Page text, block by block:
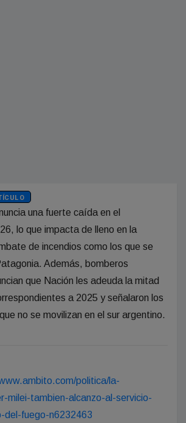
una fuerte caída en el
lo que impacta de lleno en la
de incendios como los que se
Además, bomberos
que Nación les adeuda la mitad
a 2025 y señalaron los
no se movilizan en el sur argentino.
politica/la-
milei-tambien-alcanzo-al-servicio-
del-fuego-n6232463